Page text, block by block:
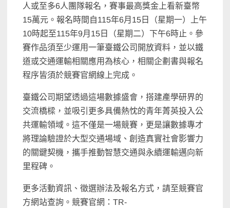
人或至多6人團隊報名，賽事最高獎金上看新臺幣
15萬元。報名時間自115年6月15日（星期一）上午
10時起至115年9月15日（星期二）下午6時止。參
賽作品須至少運用一筆臺鐵公司開放資料，並以鐵
道或交通運輸相關應用為核心，相關企劃書與報名
程序皆須於競賽官網線上完成。
臺鐵公司期望透過這場數據盛會，搭建產學研界的
交流橋樑，並吸引更多具備熱忱的青年菁英投入公
共運輸領域。這不僅是一場競賽，更是讓數據專才
將理論驗證於大型交通場域、創造真實社會影響力
的關鍵契機，攜手推動智慧交通與永續運輸邁向新
里程碑。
更多活動資訊、徵選辦法及報名方式，請至競賽官
方網站查詢。競賽官網：TR-